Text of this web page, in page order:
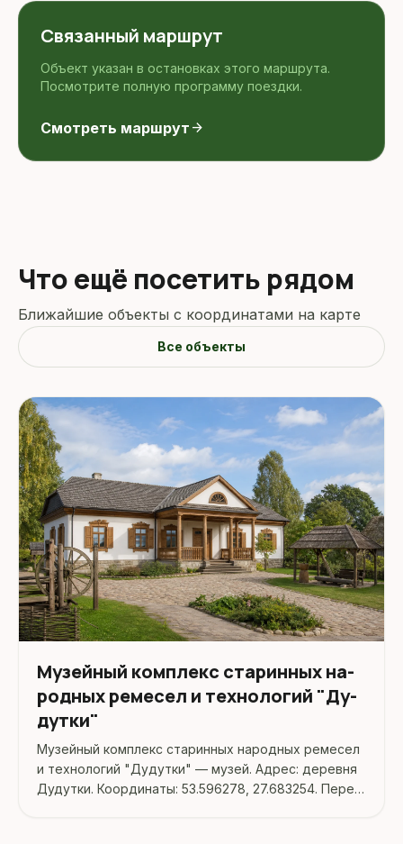
Связанный маршрут
Объект указан в остановках этого маршрута.
Посмотрите полную программу поездки.
Смотреть маршрут arrow_forward
Что ещё посетить рядом
Ближайшие объекты с координатами на карте
Все объекты
Музейный ком­плекс ста­рин­ных на­
род­ных ре­ме­сел и тех­но­ло­гий "Ду­
дутки"
Музейный ком­плекс ста­рин­ных на­род­ных ре­ме­сел
и тех­но­ло­гий "Ду­дутки" — музей. Адрес: деревня
Дудутки. Координаты: 53.596278, 27.683254. Перед